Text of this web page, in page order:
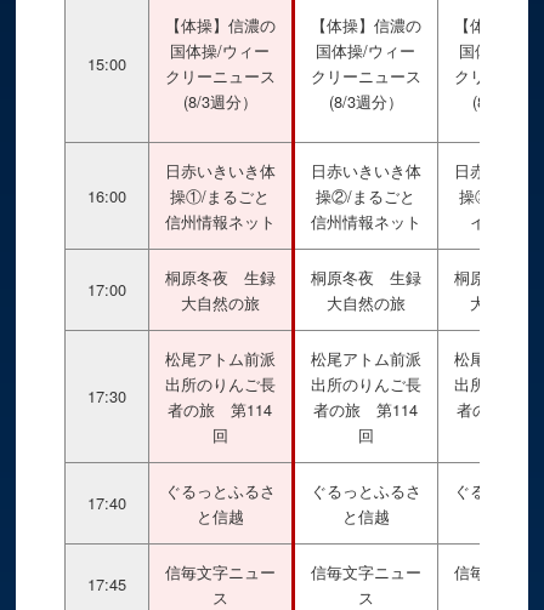
15:00
【体操】信濃の
国体操/ウィー
クリーニュース
(8/3週分）
【体操】信濃の
国体操/ウィー
クリーニュース
(8/3週分）
【体操】信
国体操/ウ
クリーニュ
(8/3週分
16:00
日赤いきいき体
操①/まるごと
信州情報ネット
日赤いきいき体
操②/まるごと
信州情報ネット
日赤いきい
操③/ビデ
イブラリ
17:00
桐原冬夜 生録
大自然の旅
桐原冬夜 生録
大自然の旅
桐原冬夜
大自然の
17:30
松尾アトム前派
出所のりんご長
者の旅 第114
回
松尾アトム前派
出所のりんご長
者の旅 第114
回
松尾アトム
出所のりん
者の旅 第
17:40
ぐるっとふるさ
と信越
ぐるっとふるさ
と信越
ぐるっとふ
17:45
信毎文字ニュー
ス
信毎文字ニュー
ス
信毎文字ニ